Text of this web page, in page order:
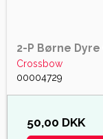
2-P Børne
Crossbow
00004729
50,00 DKK